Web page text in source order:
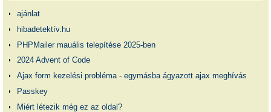
ajánlat
hibadetektív.hu
PHPMailer mauális telepítése 2025-ben
2024 Advent of Code
Ajax form kezelési probléma - egymásba ágyazott ajax meghívás
Passkey
Miért létezik még ez az oldal?